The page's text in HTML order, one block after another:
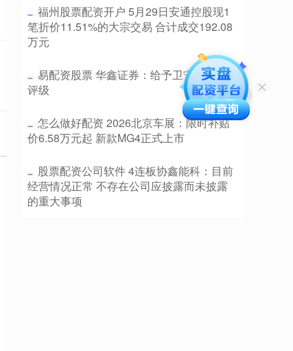
​福州股票配资开户 5月29日安通控股现1
笔折价11.51%的大宗交易 合计成交192.08
万元
​易配资股票 华鑫证券：给予卫宁健康买入
评级
​怎么做好配资 2026北京车展：限时补贴
价6.58万元起 新款MG4正式上市
​股票配资公司软件 4连板协鑫能科：目前
经营情况正常 不存在公司应披露而未披露
的重大事项